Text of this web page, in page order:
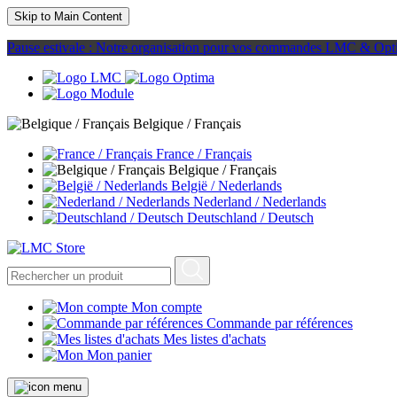
Skip to Main Content
Pause estivale : Notre organisation pour vos commandes LMC &
Belgique / Français
France / Français
Belgique / Français
België / Nederlands
Nederland / Nederlands
Deutschland / Deutsch
Mon compte
Commande par références
Mes listes d'achats
Mon panier